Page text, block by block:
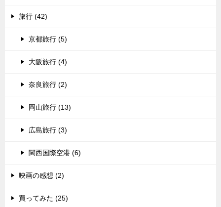
旅行 (42)
京都旅行 (5)
大阪旅行 (4)
奈良旅行 (2)
岡山旅行 (13)
広島旅行 (3)
関西国際空港 (6)
映画の感想 (2)
買ってみた (25)